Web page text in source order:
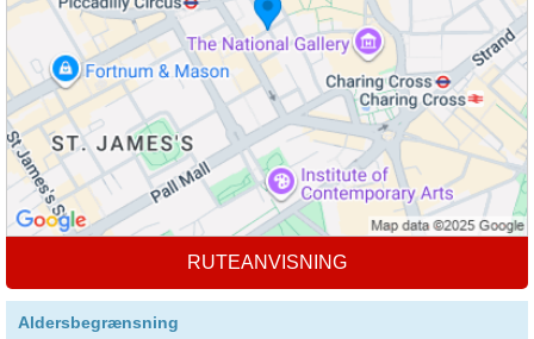
RUTEANVISNING
Aldersbegrænsning